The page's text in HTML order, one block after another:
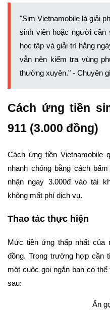
"Sim Vietnamobile là giải
sinh viên hoặc người cần
học tập và giải trí hằng
vẫn nên kiểm tra vùng
thường xuyên." - Chuyên
Cách ứng tiền
911 (3.000 đồng)
Cách ứng tiền Vietnamobile
nhanh chóng bằng cách
nhận ngay 3.000đ vào tài
không mất phí dịch vụ.
Thao tác thực hiện
Mức tiền ứng thấp nhất của
đồng. Trong trường hợp cần
một cuộc gọi ngắn bạn có
sau:
Ấn